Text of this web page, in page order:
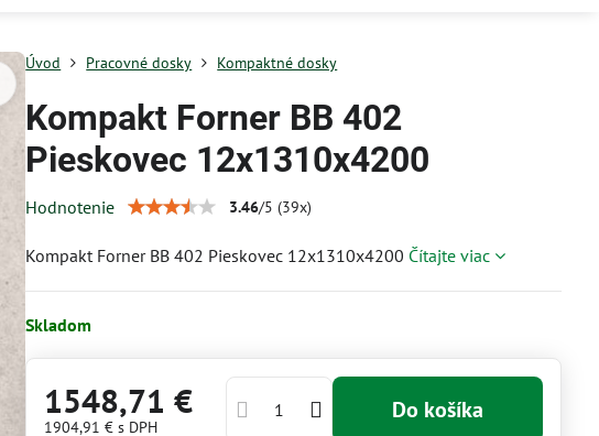
Úvod Pracovné dosky Kompaktné dosky
Kompakt Forner BB 402
Pieskovec 12x1310x4200
Hodnotenie 3.46/5 (39x)
Kompakt Forner BB 402 Pieskovec 12x1310x4200 Čítajte viac
Skladom
1548,71 €
1904,91 €s DPH
Do košíka